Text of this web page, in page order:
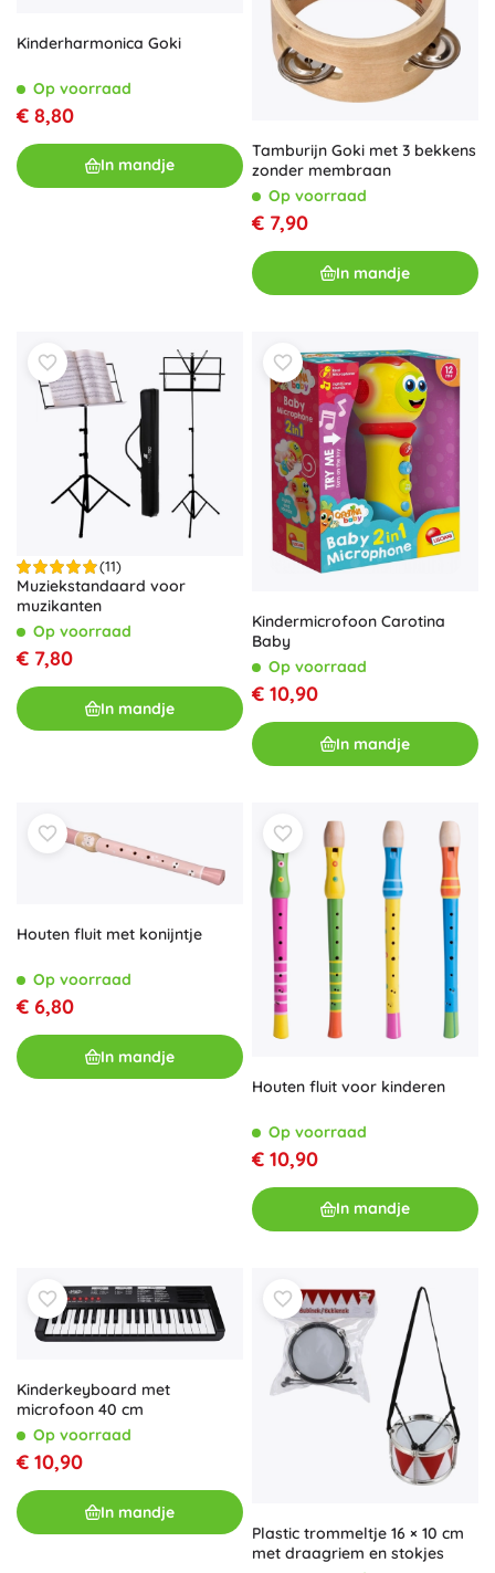
Kinderharmonica Goki
Op voorraad
€ 8,80
In mandje
Tamburijn Goki met 3 bekkens
zonder membraan
Op voorraad
€ 7,90
In mandje
(11)
Muziekstandaard voor
muzikanten
Op voorraad
€ 7,80
In mandje
Kindermicrofoon Carotina
Baby
Op voorraad
€ 10,90
In mandje
Houten fluit met konijntje
Op voorraad
€ 6,80
In mandje
Houten fluit voor kinderen
Op voorraad
€ 10,90
In mandje
Kinderkeyboard met
microfoon 40 cm
Op voorraad
€ 10,90
In mandje
Plastic trommeltje 16 × 10 cm
met draagriem en stokjes